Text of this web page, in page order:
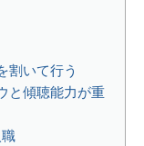
割いて行う
と傾聴能力が重